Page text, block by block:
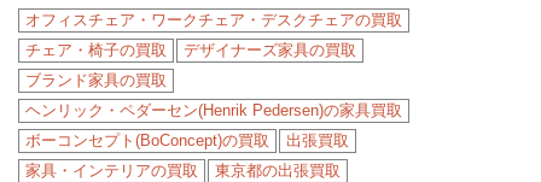
オフィスチェア・ワークチェア・デスクチェアの買取
チェア・椅子の買取
デザイナーズ家具の買取
ブランド家具の買取
ヘンリック・ペダーセン(Henrik Pedersen)の家具買取
ボーコンセプト(BoConcept)の買取
出張買取
家具・インテリアの買取
東京都の出張買取